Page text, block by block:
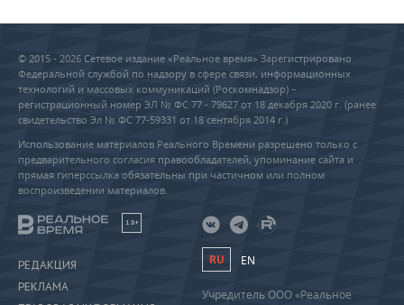
© 2015 - 2026 Сетевое издание «Реальное время» Зарегистрировано
Федеральной службой по надзору в сфере связи, информационных
технологий и массовых коммуникаций (Роскомнадзор) –
регистрационный номер ЭЛ № ФС 77 - 79627 от 18 декабря 2020 г. (ранее
свидетельство Эл № ФС 77-59331 от 18 сентября 2014 г.)
Использование материалов Реального Времени разрешено только с
предварительного согласия правообладателей, упоминание сайта и
прямая гиперссылка обязательны при частичном или полном
воспроизведении материалов.
18+
РЕДАКЦИЯ
РЕКЛАМА
RU EN
Учредитель ООО «Реальное